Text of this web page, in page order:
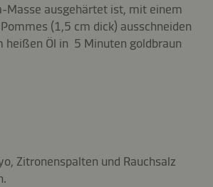
Masse ausgehärtet ist, mit einem
(1,5 cm dick) ausschneiden
heißen Öl in 5 Minuten goldbraun
Zitronenspalten und Rauchsalz